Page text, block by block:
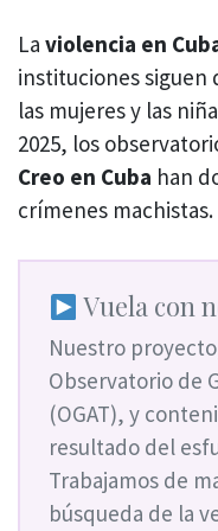
La violencia en
instituciones siguen
las mujeres y las
2025, los
Creo en Cuba han
crímenes machistas.
Vuela con
Nuestro
Observatorio de
(OGAT), y
resultado del
Trabajamos de
búsqueda de la